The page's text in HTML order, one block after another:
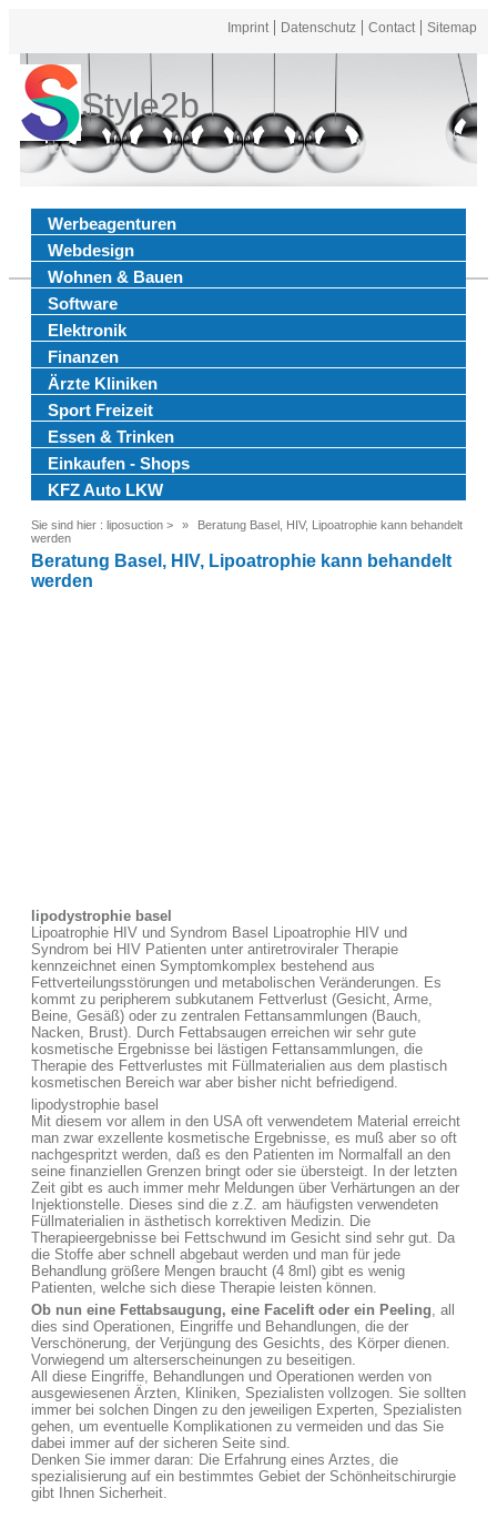
Imprint Datenschutz Contact Sitemap
Style2b
Werbeagenturen
Webdesign
Wohnen & Bauen
Software
Elektronik
Finanzen
Ärzte Kliniken
Sport Freizeit
Essen & Trinken
Einkaufen - Shops
KFZ Auto LKW
Sie sind hier : liposuction >
Beratung Basel, HIV, Lipoatrophie kann behandelt
werden
Beratung Basel, HIV, Lipoatrophie kann behandelt
werden
lipodystrophie basel
Lipoatrophie HIV und Syndrom Basel Lipoatrophie HIV und
Syndrom bei HIV Patienten unter antiretroviraler Therapie
kennzeichnet einen Symptomkomplex bestehend aus
Fettverteilungsstörungen und metabolischen Veränderungen. Es
kommt zu peripherem subkutanem Fettverlust (Gesicht, Arme,
Beine, Gesäß) oder zu zentralen Fettansammlungen (Bauch,
Nacken, Brust). Durch Fettabsaugen erreichen wir sehr gute
kosmetische Ergebnisse bei lästigen Fettansammlungen, die
Therapie des Fettverlustes mit Füllmaterialien aus dem plastisch
kosmetischen Bereich war aber bisher nicht befriedigend.
lipodystrophie basel
Mit diesem vor allem in den USA oft verwendetem Material erreicht
man zwar exzellente kosmetische Ergebnisse, es muß aber so oft
nachgespritzt werden, daß es den Patienten im Normalfall an den
seine finanziellen Grenzen bringt oder sie übersteigt. In der letzten
Zeit gibt es auch immer mehr Meldungen über Verhärtungen an der
Injektionstelle. Dieses sind die z.Z. am häufigsten verwendeten
Füllmaterialien in ästhetisch korrektiven Medizin. Die
Therapieergebnisse bei Fettschwund im Gesicht sind sehr gut. Da
die Stoffe aber schnell abgebaut werden und man für jede
Behandlung größere Mengen braucht (4 8ml) gibt es wenig
Patienten, welche sich diese Therapie leisten können.
Ob nun eine Fettabsaugung, eine Facelift oder ein Peeling, all
dies sind Operationen, Eingriffe und Behandlungen, die der
Verschönerung, der Verjüngung des Gesichts, des Körper dienen.
Vorwiegend um alterserscheinungen zu beseitigen.
All diese Eingriffe, Behandlungen und Operationen werden von
ausgewiesenen Ärzten, Kliniken, Spezialisten vollzogen. Sie sollten
immer bei solchen Dingen zu den jeweiligen Experten, Spezialisten
gehen, um eventuelle Komplikationen zu vermeiden und das Sie
dabei immer auf der sicheren Seite sind.
Denken Sie immer daran: Die Erfahrung eines Arztes, die
spezialisierung auf ein bestimmtes Gebiet der Schönheitschirurgie
gibt Ihnen Sicherheit.